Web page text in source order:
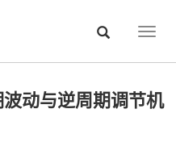
动与逆周期调节机